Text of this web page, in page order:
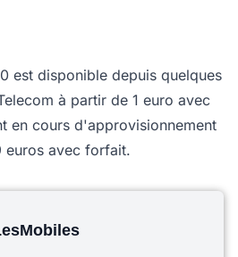
est disponible depuis quelques
à partir de 1 euro avec
en cours d'approvisionnement
euros avec forfait.